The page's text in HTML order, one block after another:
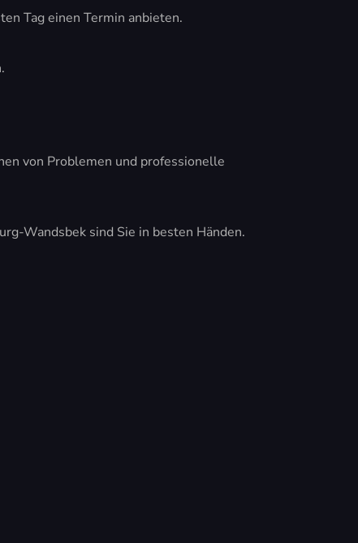
Tag einen Termin anbieten.
von Problemen und professionelle
Wandsbek sind Sie in besten Händen.